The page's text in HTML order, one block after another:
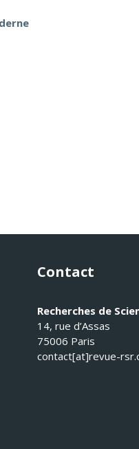
Contact
Recherches de
14, rue d’Assas
75006 Paris
contact[at]revue-